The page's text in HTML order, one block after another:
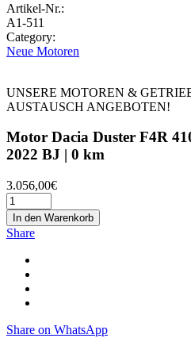
Artikel-Nr.:
A1-511
Category:
Neue Motoren
UNSERE MOTOREN &
AUSTAUSCH ANGEBOTEN!
Motor Dacia Duster F4R
2022 BJ | 0 km
3.056,00€
In den Warenkorb
Share
Share on WhatsApp